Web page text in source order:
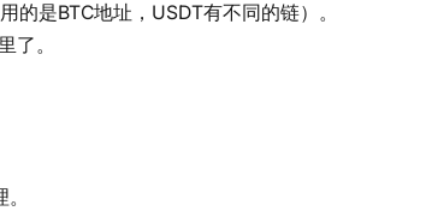
的是BTC地址，USDT有不同的链）。
了。